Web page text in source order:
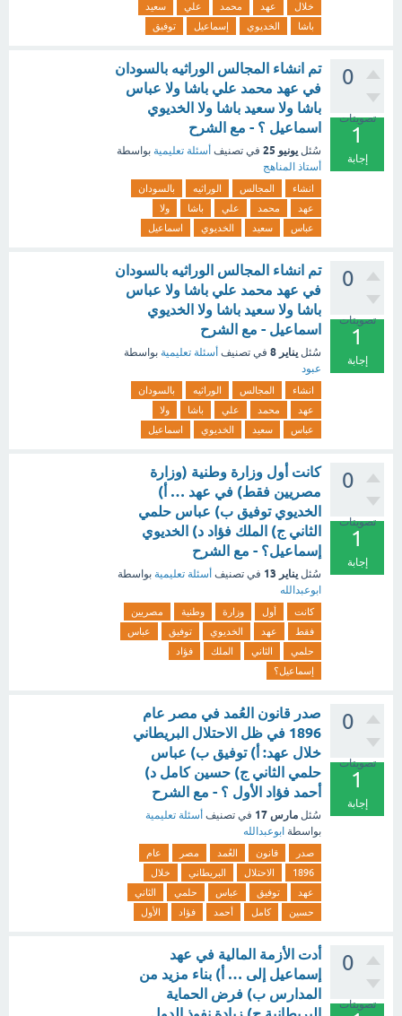
خلال
عهد محمد علي
سعيد
باشا
الخديوي إسماعيل توفيق
0
تصويتات
1
إجابة
تم انشاء المجالس الوراثيه بالسودان
في عهد محمد علي باشا ولا عباس
باشا ولا سعيد باشا ولا الخديوي
اسماعيل ؟ - مع الشرح
سُئل يونيو 25 في تصنيف أسئلة تعليمية بواسطة
أستاذ المناهج
انشاء المجالس الوراثيه
بالسودان
عهد
محمد علي باشا
ولا
عباس
سعيد الخديوي اسماعيل
0
تصويتات
1
إجابة
تم انشاء المجالس الوراثيه بالسودان
في عهد محمد علي باشا ولا عباس
باشا ولا سعيد باشا ولا الخديوي
اسماعيل - مع الشرح
سُئل يناير 8 في تصنيف أسئلة تعليمية بواسطة
عبود
انشاء المجالس الوراثيه
بالسودان
عهد
محمد علي باشا
ولا
عباس
سعيد الخديوي اسماعيل
0
تصويتات
1
إجابة
كانت أول وزارة وطنية (وزارة
مصريين فقط) في عهد … أ)
الخديوي توفيق ب) عباس حلمي
الثاني ج) الملك فؤاد د) الخديوي
إسماعيل؟ - مع الشرح
سُئل يناير 13 في تصنيف أسئلة تعليمية بواسطة
ابوعبدالله
كانت أول وزارة وطنية
مصريين
فقط
عهد الخديوي توفيق
عباس
حلمي
الثاني الملك
فؤاد
إسماعيل؟
0
تصويتات
1
إجابة
صدر قانون العُمد في مصر عام
1896 في ظل الاحتلال البريطاني
خلال عهد: أ) توفيق ب) عباس
حلمي الثاني ج) حسين كامل د)
أحمد فؤاد الأول ؟ - مع الشرح
سُئل مارس 17 في تصنيف أسئلة تعليمية
بواسطة ابوعبدالله
صدر قانون العُمد مصر
عام
1896
الاحتلال البريطاني
خلال
عهد
توفيق عباس حلمي
الثاني
حسين
كامل أحمد فؤاد الأول
0
تصويتات
أدت الأزمة المالية في عهد
إسماعيل إلى … أ) بناء مزيد من
المدارس ب) فرض الحماية